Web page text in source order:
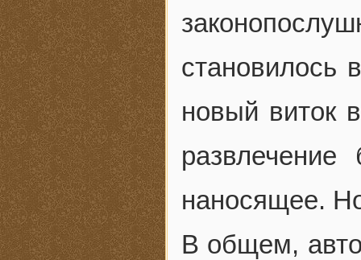
становилось
новый виток
наносящее.
В общем,